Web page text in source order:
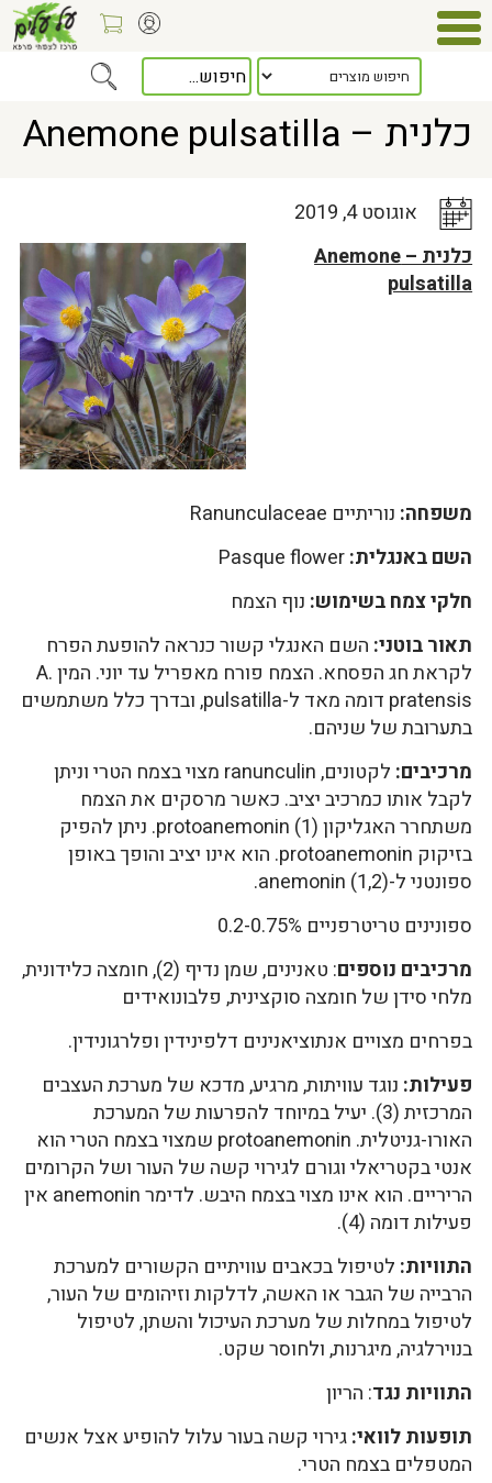
כלל המאמרים> כלנית – Anemone pulsatilla
כלנית – Anemone pulsatilla
אוגוסט 4, 2019
כלנית – Anemone
pulsatilla
משפחה: נוריתיים Ranunculaceae
השם באנגלית:
חלקי צמח בשימוש: נוף הצמח
תאור בוטני: השם האנגלי קשור כנראה להופעת הפרח
לקראת חג הפסחא. הצמח פורח מאפריל עד יוני. המין A.
pratensis דומה מאד ל-pulsatilla, ובדרך כלל משתמשים
בתערובת של שניהם.
מרכיבים:
לקטונים, ranunculin מצוי בצמח הטרי וניתן
לקבל אותו כמרכיב יציב. כאשר מרסקים את הצמח
משתחרר האגליקון protoanemonin (1). ניתן להפיק
בזיקוק protoanemonin. הוא אינו יציב והופך באופן
ספונטני ל-anemonin (1,2).
ספונינים טריטרפניים 0.2-0.75%
מרכיבים נוספים
: טאנינים, שמן נדיף (2), חומצה כלידונית,
מלחי סידן של חומצה סוקצינית, פלבונואידים
בפרחים מצויים אנתוציאנינים דלפינידין ופלרגונידין.
פעילות: נוגד עוויתות, מרגיע, מדכא של מערכת העצבים
המרכזית (3). יעיל במיוחד להפרעות של המערכת
האורו-גניטלית. protoanemonin שמצוי בצמח הטרי הוא
אנטי בקטריאלי וגורם לגירוי קשה של העור ושל הקרומים
הריריים. הוא אינו מצוי בצמח היבש. לדימר anemonin אין
פעילות דומה (4).
התוויות: לטיפול בכאבים עוויתיים הקשורים למערכת
הרבייה של הגבר או האשה, לדלקות וזיהומים של העור,
לטיפול במחלות של מערכת העיכול והשתן, לטיפול
בנוירלגיה, מיגרנות, ולחוסר שקט.
התוויות נגד: הריון
תופעות לוואי:גירוי קשה בעור עלול להופיע אצל אנשים
המטפלים בצמח הטרי.